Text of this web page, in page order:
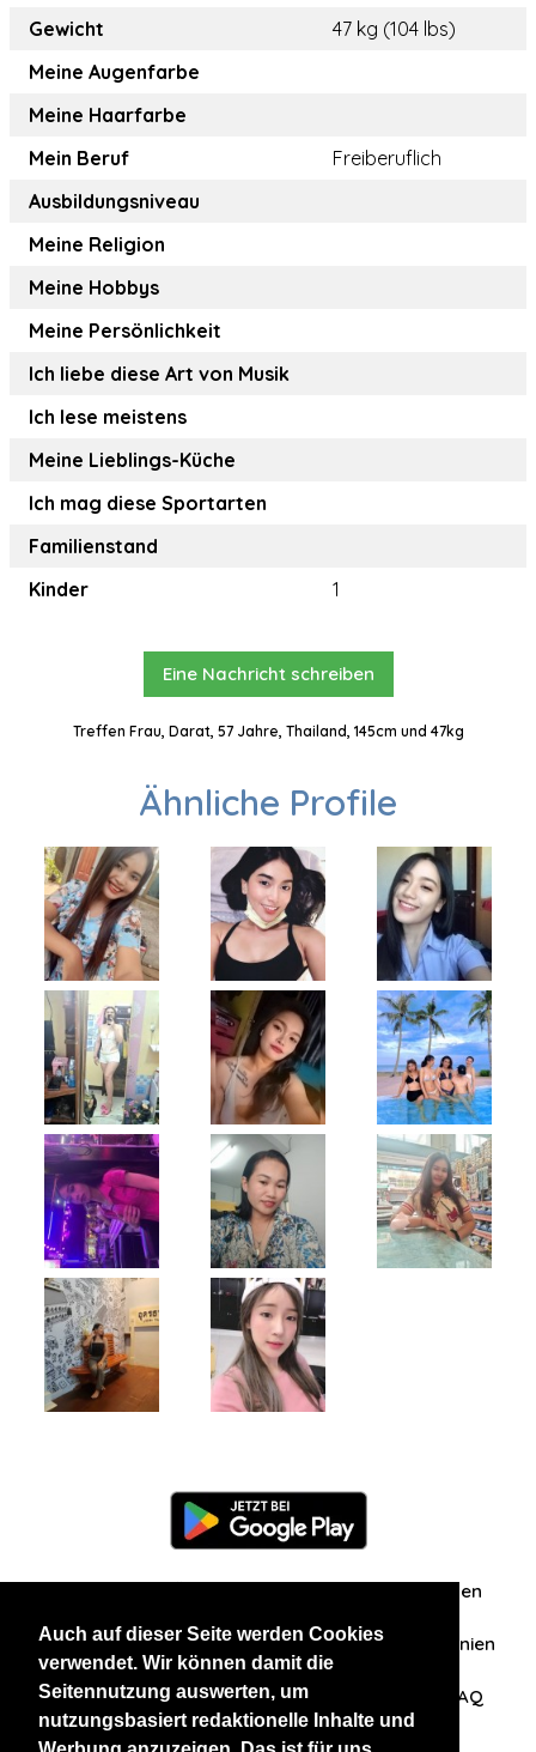
Auch auf dieser Seite werden Cookies
verwendet. Wir können damit die
Seitennutzung auswerten, um
nutzungsbasiert redaktionelle Inhalte und
Gewicht
47 kg (104 lbs)
Meine Augenfarbe
Meine Haarfarbe
Mein Beruf
Freiberuflich
Ausbildungsniveau
Meine Religion
Meine Hobbys
Meine Persönlichkeit
Ich liebe diese Art von Musik
Ich lese meistens
Meine Lieblings-Küche
Ich mag diese Sportarten
Familienstand
Kinder
1
Eine Nachricht schreiben
Treffen Frau, Darat, 57 Jahre, Thailand, 145cm und 47kg
Ähnliche Profile
Zuschriften/Erfahrungen
Datenschutzerklärung AGB Datenschutzrichtlinien
Nehmen Sie Kontakt mit uns auf FAQ